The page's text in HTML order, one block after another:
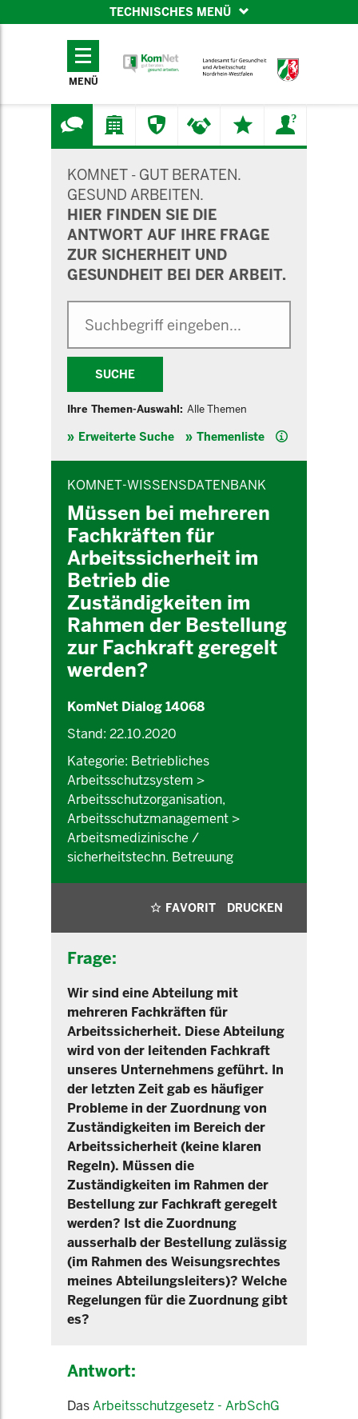
TECHNISCHES MENÜ
TECHNISCHES
MENÜ
KOMNET - GUT BERATEN.
GESUND ARBEITEN.
HIER FINDEN SIE DIE
ANTWORT AUF IHRE FRAGE
ZUR SICHERHEIT UND
GESUNDHEIT BEI DER ARBEIT.
SUCHE
Ihre Themen-Auswahl: Alle Themen
Erweiterte Suche Themenliste Hilfe
KOMNET-WISSENSDATENBANK
Müssen bei mehreren
Fachkräften für
Arbeitssicherheit im
Betrieb die
Zuständigkeiten im
Rahmen der Bestellung
zur Fachkraft geregelt
werden?
KomNet Dialog 14068
Stand: 22.10.2020
Kategorie: Betriebliches
Arbeitsschutzsystem >
Arbeitsschutzorganisation,
Arbeitsschutzmanagement >
Arbeitsmedizinische /
sicherheitstechn. Betreuung
FAVORIT DRUCKEN
Frage:
Wir sind eine Abteilung mit
mehreren Fachkräften für
Arbeitssicherheit. Diese Abteilung
wird von der leitenden Fachkraft
unseres Unternehmens geführt. In
der letzten Zeit gab es häufiger
Probleme in der Zuordnung von
Zuständigkeiten im Bereich der
Arbeitssicherheit (keine klaren
Regeln). Müssen die
Zuständigkeiten im Rahmen der
Bestellung zur Fachkraft geregelt
werden? Ist die Zuordnung
ausserhalb der Bestellung zulässig
(im Rahmen des Weisungsrechtes
meines Abteilungsleiters)? Welche
Regelungen für die Zuordnung gibt
es?
Antwort:
DasArbeitsschutzgesetz - ArbSchG